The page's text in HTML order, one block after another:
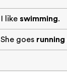
I like swimming.
She goes running